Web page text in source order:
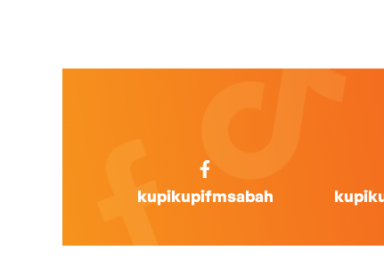
kupikupifmsabah